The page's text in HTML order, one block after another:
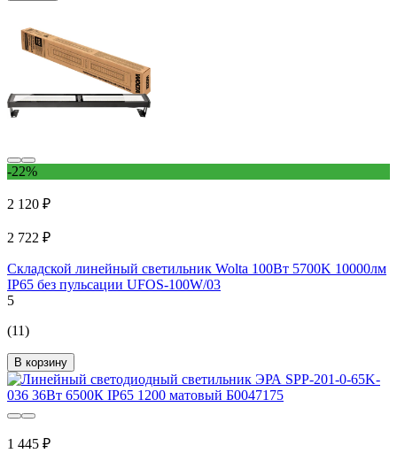
-22%
2 120 ₽
2 722 ₽
Складской линейный светильник Wolta 100Вт 5700K 10000лм
IP65 без пульсации UFOS-100W/03
5
(11)
В корзину
1 445 ₽